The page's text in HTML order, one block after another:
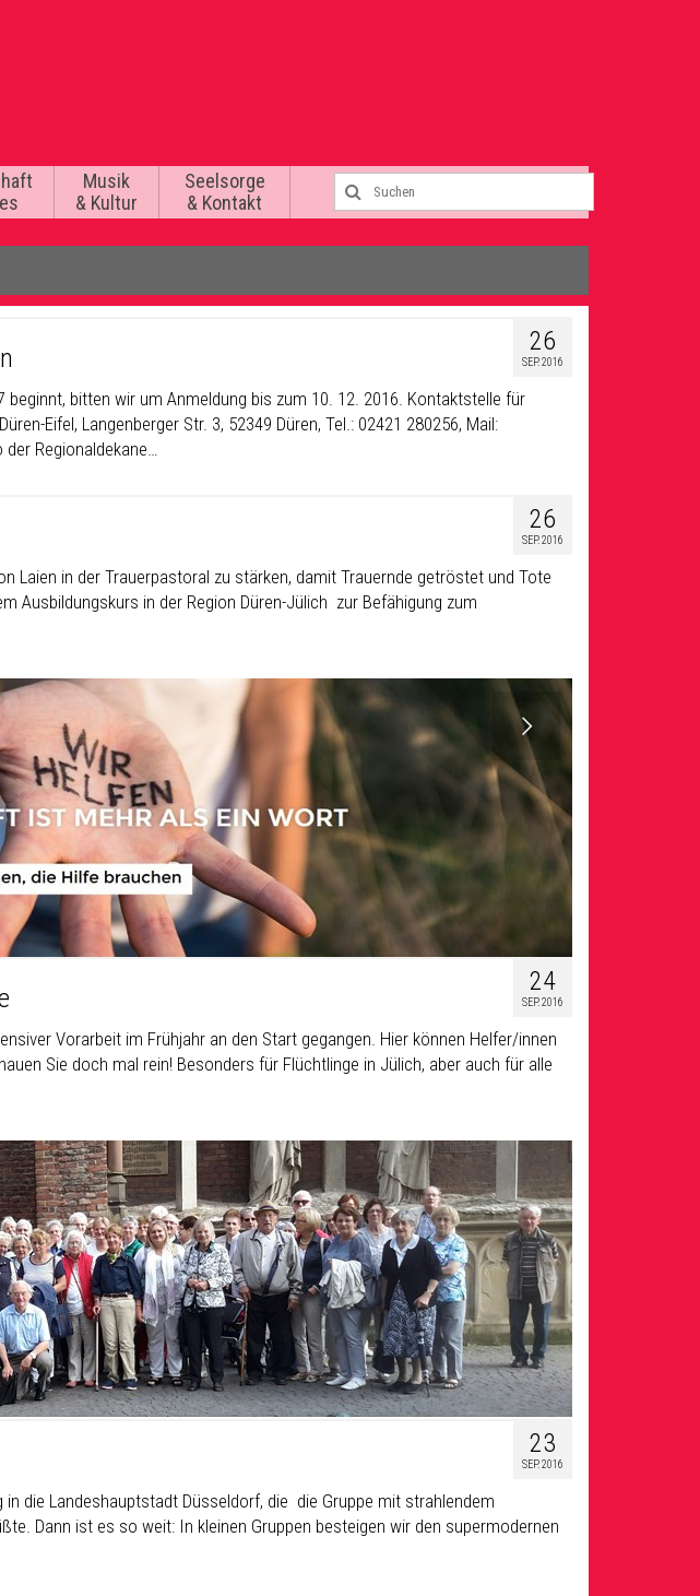
Musik
& Kultur
Seelsorge
& Kontakt
26
SEP. 2016
beginnt, bitten wir um Anmeldung bis zum 10. 12. 2016. Kontaktstelle für
Eifel, Langenberger Str. 3, 52349 Düren, Tel.: 02421 280256, Mail:
Regionaldekane…
26
SEP. 2016
Laien in der Trauerpastoral zu stärken, damit Trauernde getröstet und Tote
Ausbildungskurs in der Region Düren-Jülich zur Befähigung zum
24
SEP. 2016
Vorarbeit im Frühjahr an den Start gegangen. Hier können Helfer/innen
Sie doch mal rein! Besonders für Flüchtlinge in Jülich, aber auch für alle
23
SEP. 2016
die Landeshauptstadt Düsseldorf, die die Gruppe mit strahlendem
Dann ist es so weit: In kleinen Gruppen besteigen wir den supermodernen